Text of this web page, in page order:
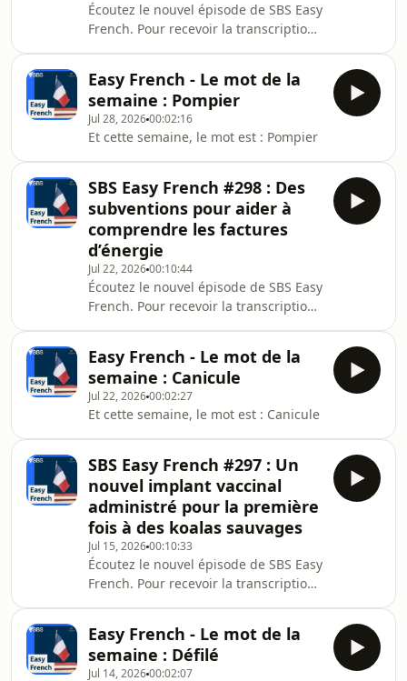
Écoutez le nouvel épisode de SBS Easy
French. Pour recevoir la transcription
Easy French - Le mot de la
semaine : Pompier
Jul 28, 202600:02:16
Et cette semaine, le mot est : Pompier
SBS Easy French #298 : Des
subventions pour aider à
comprendre les factures
d’énergie
Jul 22, 202600:10:44
Écoutez le nouvel épisode de SBS Easy
French. Pour recevoir la transcription
Easy French - Le mot de la
semaine : Canicule
Jul 22, 202600:02:27
Et cette semaine, le mot est : Canicule
SBS Easy French #297 : Un
nouvel implant vaccinal
administré pour la première
fois à des koalas sauvages
Jul 15, 202600:10:33
Écoutez le nouvel épisode de SBS Easy
French. Pour recevoir la transcription
Easy French - Le mot de la
semaine : Défilé
Jul 14, 202600:02:07